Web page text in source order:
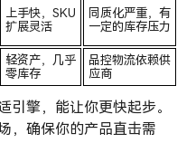
上手快，SKU
扩展灵活
同质化严重，有
一定的库存压力
轻资产，几乎
零库存
品控物流依赖供
应商
引擎，能让你更快起步。
，确保你的产品直击需